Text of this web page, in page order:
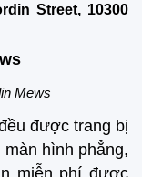
Street, 10300
Mews
được trang bị
hình phẳng,
miễn phí được